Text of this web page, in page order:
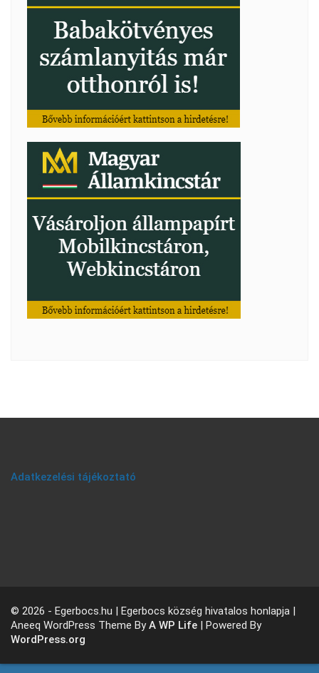
Adatkezelési tájékoztató
© 2026 - Egerbocs.hu | Egerbocs község hivatalos honlapja |
Aneeq WordPress Theme ByA WP Life | Powered By
WordPress.org